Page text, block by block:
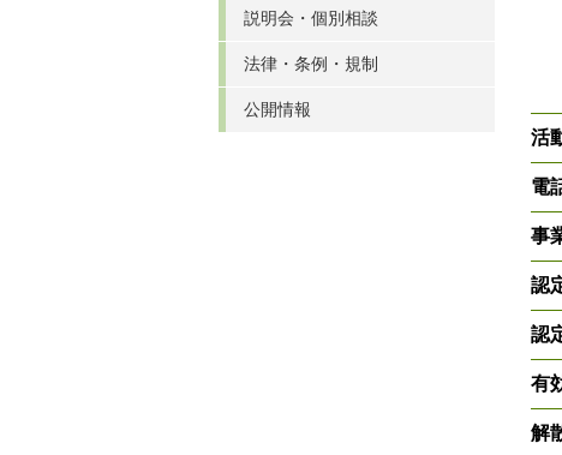
活
電
事
認
認
有
解
説明会・個別相談
法律・条例・規制
公開情報